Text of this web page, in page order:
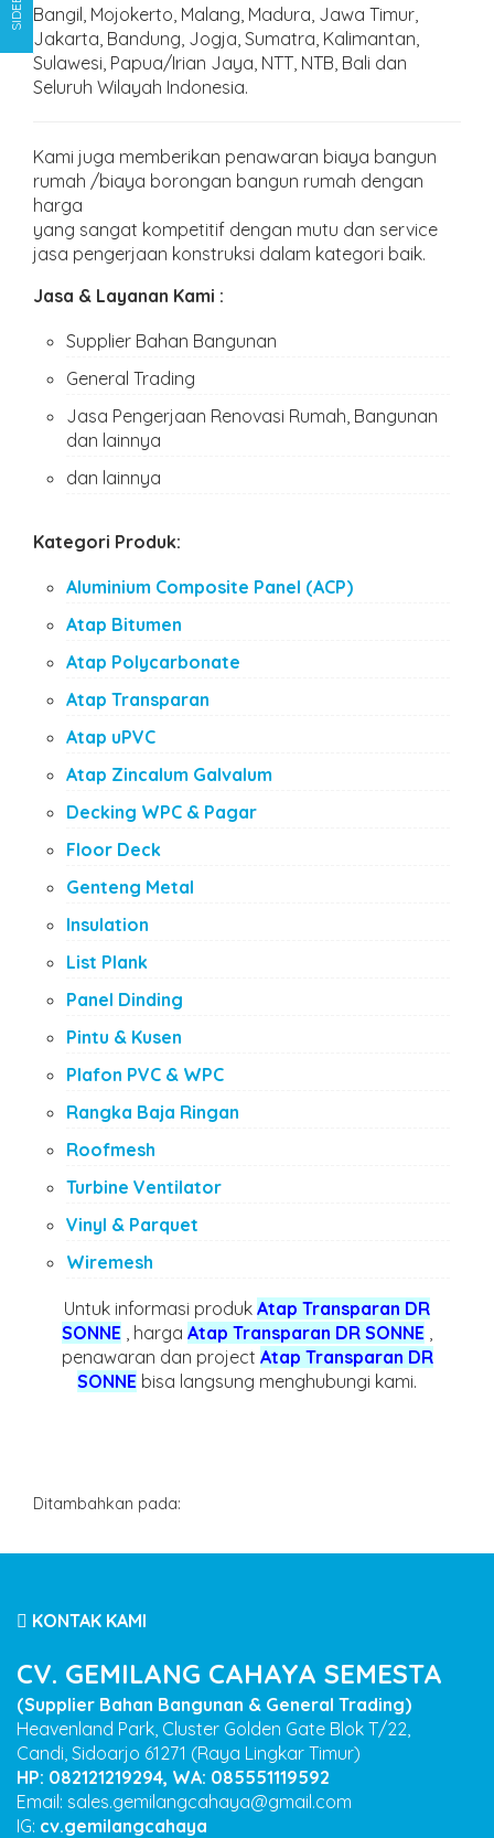
Bangil, Mojokerto, Malang, Madura, Jawa Timur,
Jakarta, Bandung, Jogja, Sumatra, Kalimantan,
Sulawesi, Papua/Irian Jaya, NTT, NTB, Bali dan
Seluruh Wilayah Indonesia.
Kami juga memberikan penawaran biaya bangun
rumah /biaya borongan bangun rumah dengan
harga
yang sangat kompetitif dengan mutu dan service
jasa pengerjaan konstruksi dalam kategori baik.
Jasa & Layanan Kami :
Supplier Bahan Bangunan
General Trading
Jasa Pengerjaan Renovasi Rumah, Bangunan
dan lainnya
dan lainnya
Kategori Produk:
Aluminium Composite Panel (ACP)
Atap Bitumen
Atap Polycarbonate
Atap Transparan
Atap uPVC
Atap Zincalum Galvalum
Decking WPC & Pagar
Floor Deck
Genteng Metal
Insulation
List Plank
Panel Dinding
Pintu & Kusen
Plafon PVC & WPC
Rangka Baja Ringan
Roofmesh
Turbine Ventilator
Vinyl & Parquet
Wiremesh
Untuk informasi produk Atap Transparan DR
SONNE , harga Atap Transparan DR SONNE
penawaran dan project Atap Transparan DR
SONNE bisa langsung menghubungi kami.
Ditambahkan pada:
KONTAK KAMI
CV. GEMILANG CAHAYA SEMESTA
(Supplier Bahan Bangunan & General Trading)
Heavenland Park, Cluster Golden Gate Blok T/22,
Candi, Sidoarjo 61271 (Raya Lingkar Timur)
HP: 082121219294, WA: 085551119592
Email: sales.gemilangcahaya@gmail.com
IG: cv.gemilangcahaya